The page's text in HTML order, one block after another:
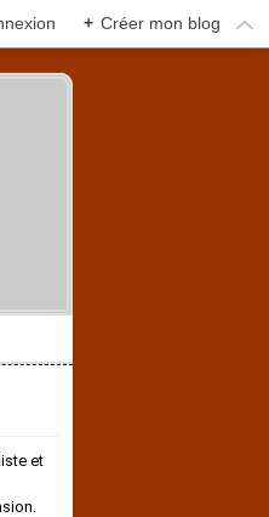
+ Créer mon blog
et